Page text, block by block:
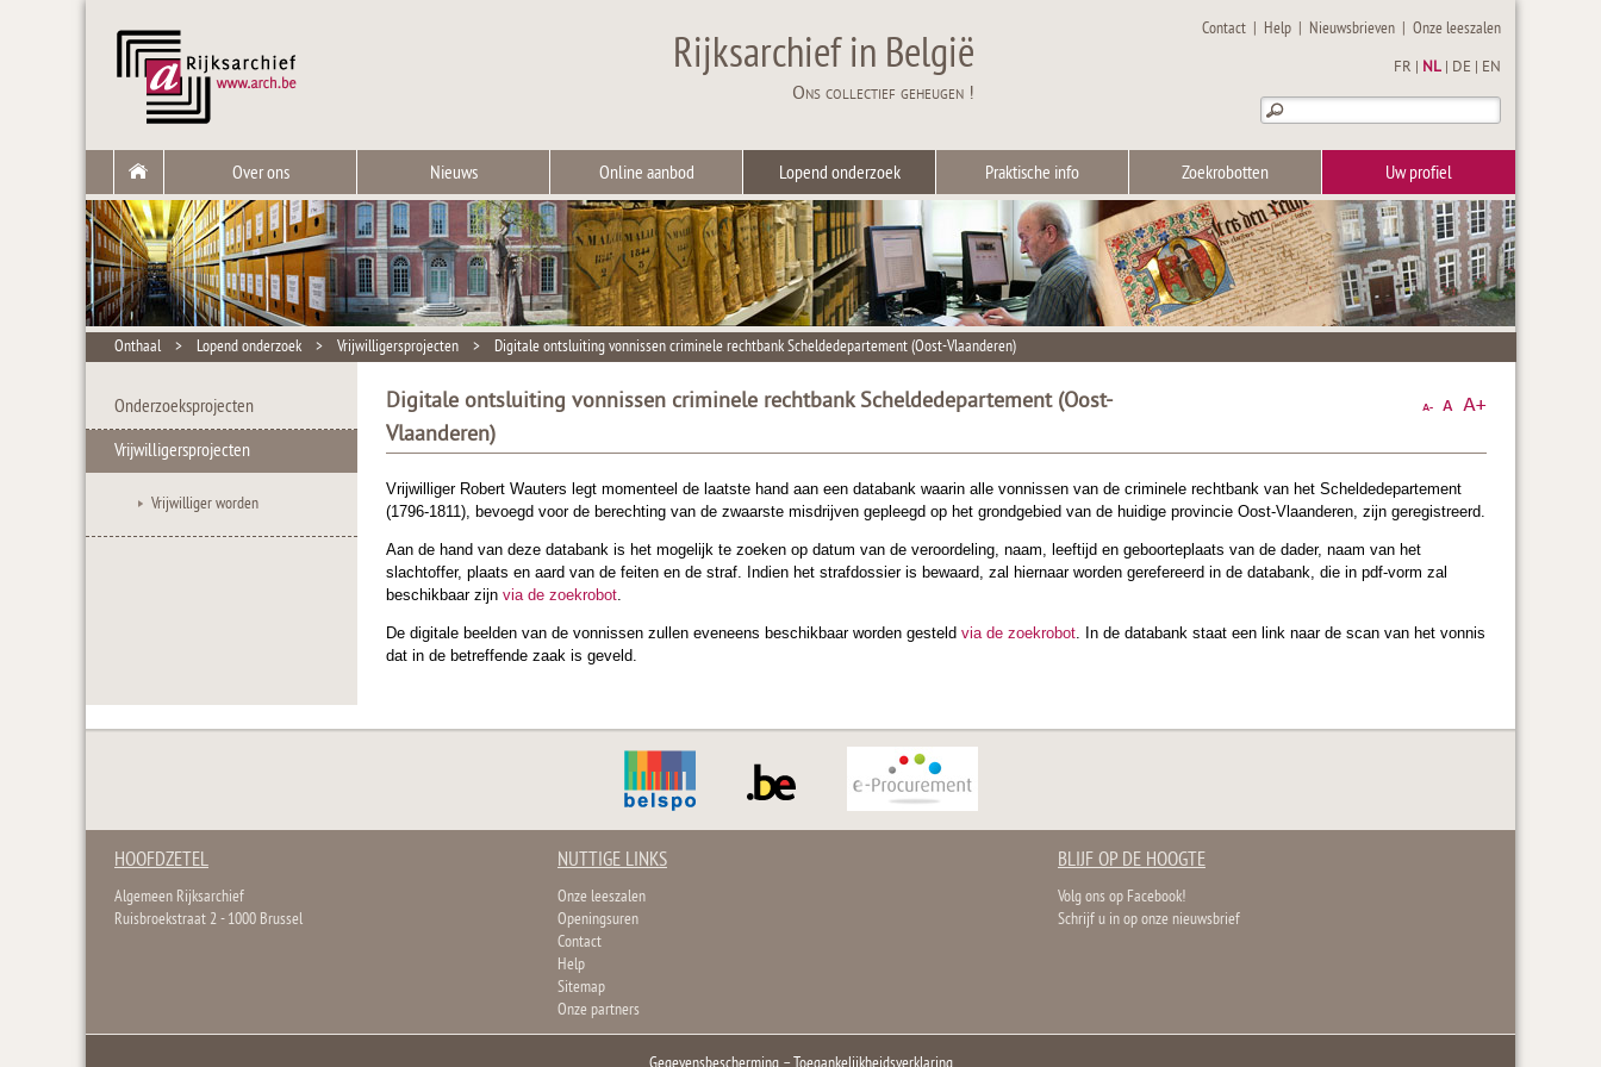
Rijksarchief in België
Ons collectief geheugen !
Contact | Help | Nieuwsbrieven |Onze leeszalen
FR NL DE EN
Over ons Nieuws Online aanbod Lopend onderzoek Praktische info Zoekrobotten Uw profiel
Onthaal > Lopend onderzoek > Vrijwilligersprojecten > Digitale ontsluiting vonnissen criminele rechtbank Scheldedepartement (Oost-Vlaanderen)
Onderzoeksprojecten
Vrijwilligersprojecten
Vrijwilliger worden
Digitale ontsluiting vonnissen criminele rechtbank Scheldedepartement (Oost-
Vlaanderen)
Vrijwilliger Robert Wauters legt momenteel de laatste hand aan een databank waarin alle vonnissen van de criminele rechtbank van het Scheldedepartement
(1796-1811), bevoegd voor de berechting van de zwaarste misdrijven gepleegd op het grondgebied van de huidige provincie Oost-Vlaanderen, zijn geregistreerd.
Aan de hand van deze databank is het mogelijk te zoeken op datum van de veroordeling, naam, leeftijd en geboorteplaats van de dader, naam van het
slachtoffer, plaats en aard van de feiten en de straf. Indien het strafdossier is bewaard, zal hiernaar worden gerefereerd in de databank, die in pdf-vorm zal
beschikbaar zijn via de zoekrobot
De digitale beelden van de vonnissen zullen eveneens beschikbaar worden gesteld via de zoekrobot . In de databank staat een link naar de scan van het vonnis
dat in de betreffende zaak is geveld.
HOOFDZETEL
Algemeen Rijksarchief
Ruisbroekstraat 2 - 1000 Brussel
NUTTIGE LINKS
Onze leeszalen
Openingsuren
Contact
Help
Sitemap
Onze partners
BLIJF OP DE HOOGTE
Volg ons op Facebook!
Schrijf u in op onze nieuwsbrief